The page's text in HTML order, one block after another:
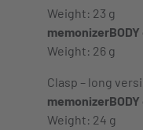
Weight: 23 g
Weight: 26 g
Clasp – long
Weight: 24 g